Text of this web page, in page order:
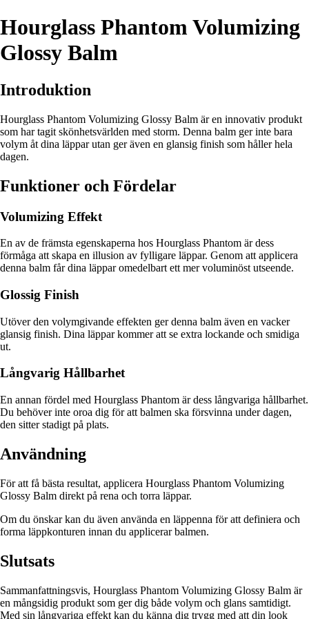
Hourglass Phantom Volumizing
Glossy Balm
Introduktion
Hourglass Phantom Volumizing Glossy Balm är en innovativ produkt
som har tagit skönhetsvärlden med storm. Denna balm ger inte bara
volym åt dina läppar utan ger även en glansig finish som håller hela
dagen.
Funktioner och Fördelar
Volumizing Effekt
En av de främsta egenskaperna hos Hourglass Phantom är dess
förmåga att skapa en illusion av fylligare läppar. Genom att applicera
denna balm får dina läppar omedelbart ett mer voluminöst utseende.
Glossig Finish
Utöver den volymgivande effekten ger denna balm även en vacker
glansig finish. Dina läppar kommer att se extra lockande och smidiga
ut.
Långvarig Hållbarhet
En annan fördel med Hourglass Phantom är dess långvariga hållbarhet.
Du behöver inte oroa dig för att balmen ska försvinna under dagen,
den sitter stadigt på plats.
Användning
För att få bästa resultat, applicera Hourglass Phantom Volumizing
Glossy Balm direkt på rena och torra läppar.
Om du önskar kan du även använda en läppenna för att definiera och
forma läppkonturen innan du applicerar balmen.
Slutsats
Sammanfattningsvis, Hourglass Phantom Volumizing Glossy Balm är
en mångsidig produkt som ger dig både volym och glans samtidigt.
Med sin långvariga effekt kan du känna dig trygg med att din look